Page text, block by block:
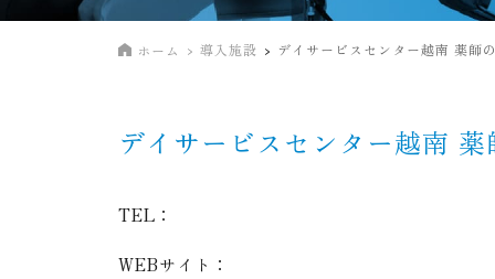
ホーム 導入施設 デイサービスセンター越南 薬師
デイサービスセンター越南
TEL：
WEBサイト：